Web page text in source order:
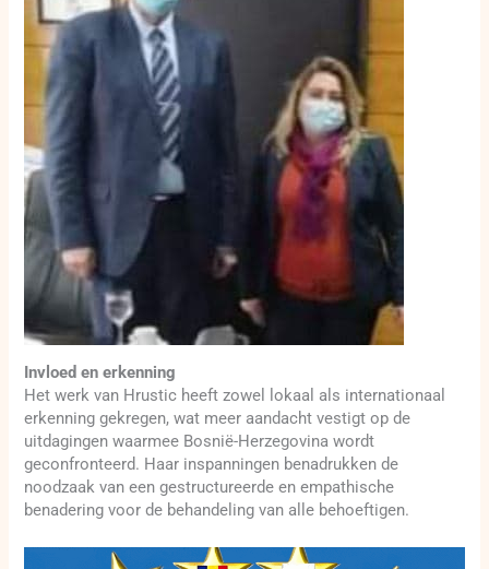
Invloed en erkenning
Het werk van Hrustic heeft zowel lokaal als internationaal
erkenning gekregen, wat meer aandacht vestigt op de
uitdagingen waarmee Bosnië-Herzegovina wordt
geconfronteerd. Haar inspanningen benadrukken de
noodzaak van een gestructureerde en empathische
benadering voor de behandeling van alle behoeftigen.